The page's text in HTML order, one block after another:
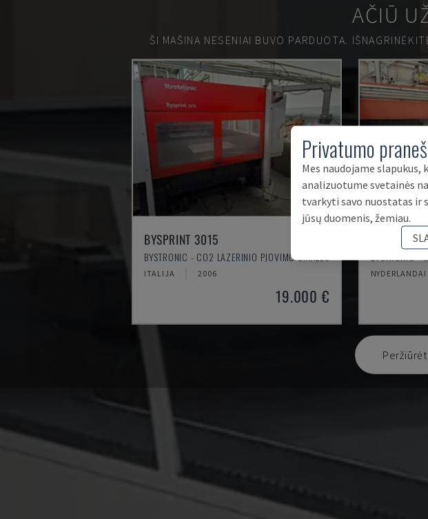
AČIŪ
ŠI MAŠINA NESENIAI BUVO PARDUOTA.
BYSPRINT 3015
BYSTRONIC - CO2 LAZERINIO PJOVIMO STAKLĖS
ITALIJA 2006
19.000 €
BYSPEED
BYSTRONIC -
NYDERLANDAI
Privatumo
Mes naudojame
analizuotume svetainės
tvarkyti savo nuostatas ir
jūsų duomenis, žemiau.